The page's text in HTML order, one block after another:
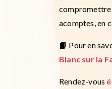
compromettre
acomptes, en
📘 Pour en
Blanc sur la
Rendez-vous